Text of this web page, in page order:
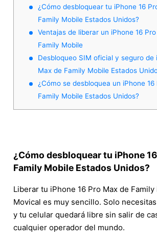
¿Cómo desbloquear tu iPhone 16
Family Mobile Estados Unidos?
Ventajas de liberar un iPhone 16
Family Mobile
Desbloqueo SIM oficial y seguro de
Max de Family Mobile Estados
¿Cómo se desbloquea un iPhone
Family Mobile Estados Unidos?
¿Cómo desbloquear tu iPhone
Family Mobile Estados Unidos?
Liberar tu iPhone 16 Pro Max de
Movical es muy sencillo. Solo
y tu celular quedará libre sin salir de
cualquier operador del mundo.